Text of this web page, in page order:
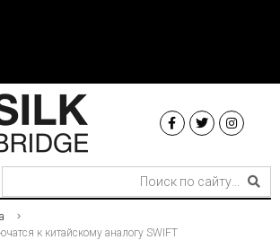
к китайскому аналогу SWIFT